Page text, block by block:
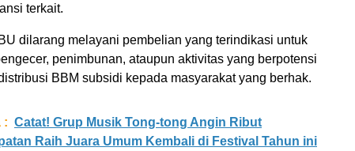
terkait.
dilarang melayani pembelian yang terindikasi untuk
penimbunan, ataupun aktivitas yang berpotensi
BBM subsidi kepada masyarakat yang berhak.
: Catat! Grup Musik Tong-tong Angin Ribut
Raih Juara Umum Kembali di Festival Tahun ini